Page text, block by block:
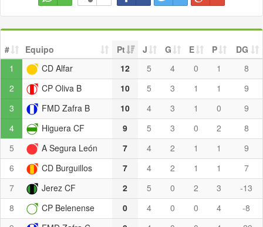
# Equipo Pt J G E P
DG
1
CD Alfar 12 5 4 0 1
8
2
CP Oliva B 10 5 3 1 1
9
3
FMD Zafra B 10 4 3 1 0
9
4
Higuera CF 9 5 3 0 2
8
5
A Segura León 7 4 2 1 1
9
6
CD Burguillos 7 4 2 1 1
7
7
Jerez CF 2 5 0 2 3
-13
8
CP Belenense 0 4 0 0 4
-8